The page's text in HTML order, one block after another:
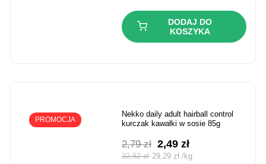
DODAJ DO
KOSZYKA
PROMOCJA
nekko daily adult hairball control
kurczak kawałki w sosie 85g
2,79zł Pierwotna
cena
2,49złAktualna
cena
32,82zł 29,29zł /kg